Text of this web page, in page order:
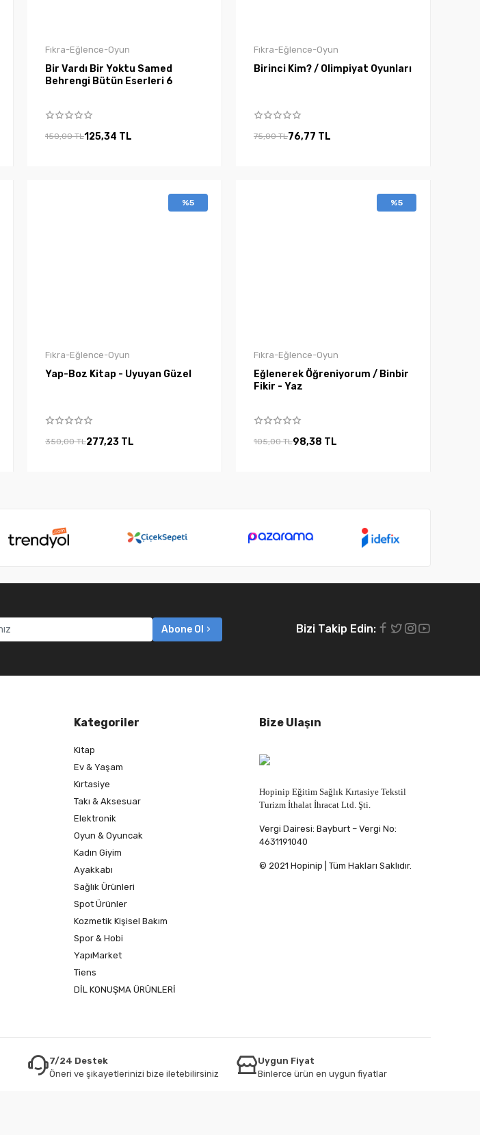
Fıkra-Eğlence-Oyun
Bir Vardı Bir Yoktu Samed
Behrengi Bütün Eserleri 6
150,00 TL125,34 TL
Fıkra-Eğlence-Oyun
Birinci Kim? / Olimpiyat Oyunları
75,00 TL76,77 TL
%5
Fıkra-Eğlence-Oyun
Yap-Boz Kitap - Uyuyan Güzel
350,00 TL277,23 TL
%5
Fıkra-Eğlence-Oyun
Eğlenerek Öğreniyorum / Binbir
Fikir - Yaz
105,00 TL98,38 TL
Abone Ol Bizi Takip Edin:
Kategoriler
Kitap
Ev & Yaşam
Kırtasiye
Takı & Aksesuar
Elektronik
Oyun & Oyuncak
Kadın Giyim
Ayakkabı
Sağlık Ürünleri
Spot Ürünler
Kozmetik Kişisel Bakım
Spor & Hobi
YapıMarket
Tiens
DİL KONUŞMA ÜRÜNLERİ
Bize Ulaşın
Hopinip Eğitim Sağlık Kırtasiye Tekstil
Turizm İthalat İhracat Ltd. Şti.
Vergi Dairesi: Bayburt – Vergi No:
4631191040
© 2021 Hopinip | Tüm Hakları Saklıdır.
7/24 Destek
Öneri ve şikayetlerinizi bize iletebilirsiniz
Uygun Fiyat
Binlerce ürün en uygun fiyatlar